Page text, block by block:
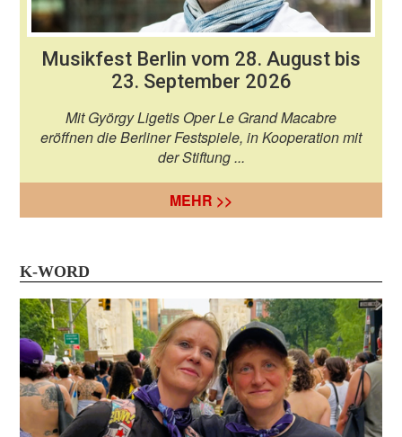
Musikfest Berlin vom 28. August bis
23. September 2026
Mit György Ligetis Oper Le Grand Macabre
eröffnen die Berliner Festspiele, in Kooperation mit
der Stiftung ...
MEHR >>
K-WORD